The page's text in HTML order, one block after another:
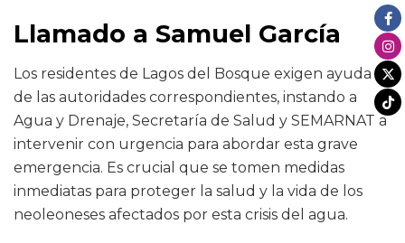
Llamado a Samuel García
Los residentes de Lagos del Bosque exigen ayuda
de las autoridades correspondientes, instando a
Agua y Drenaje, Secretaría de Salud y SEMARNAT a
intervenir con urgencia para abordar esta grave
emergencia. Es crucial que se tomen medidas
inmediatas para proteger la salud y la vida de los
neoleoneses afectados por esta crisis del agua.